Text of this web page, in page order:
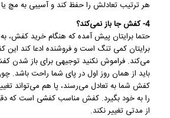
هر ترتیب تعادلش را حفظ کند و آسیبی به مچ
4- كفش جا باز نمی‌كند؟
حتما برایتان پیش آمده که هنگامخرید کفش،
برایتان کمی تنگ است و فروشنده ادعا ‌کند این
می‌كند. فراموش نكنید توجیهی برای باز شدن
باید از همان روز اول در پای شما راحت باشد.
كفش شما به تعادل می‌رسند، پا هم می‌تواند
را به خود بگیرد. كفش مناسب كفشی است كه
از مدتی تغییر نكند.